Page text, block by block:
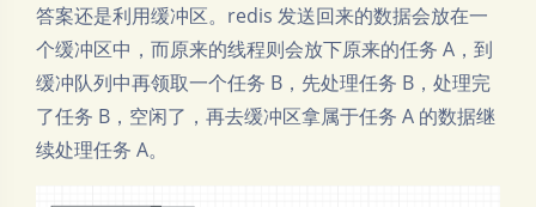
答案还是利用缓冲区。redis 发送回来的数据会放在一
个缓冲区中，而原来的线程则会放下原来的任务 A，到
缓冲队列中再领取一个任务 B，先处理任务 B，处理完
了任务 B，空闲了，再去缓冲区拿属于任务 A 的数据继
续处理任务 A。